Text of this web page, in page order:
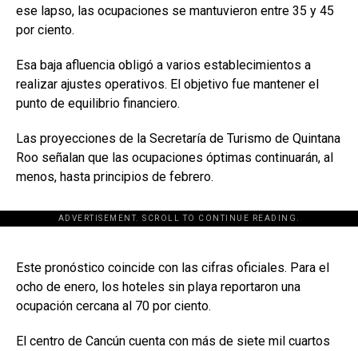
ese lapso, las ocupaciones se mantuvieron entre 35 y 45
por ciento.
Esa baja afluencia obligó a varios establecimientos a
realizar ajustes operativos. El objetivo fue mantener el
punto de equilibrio financiero.
Las proyecciones de la Secretaría de Turismo de Quintana
Roo señalan que las ocupaciones óptimas continuarán, al
menos, hasta principios de febrero.
ADVERTISEMENT. SCROLL TO CONTINUE READING.
[adsforwp id="243463"]
Este pronóstico coincide con las cifras oficiales. Para el
ocho de enero, los hoteles sin playa reportaron una
ocupación cercana al 70 por ciento.
El centro de Cancún cuenta con más de siete mil cuartos